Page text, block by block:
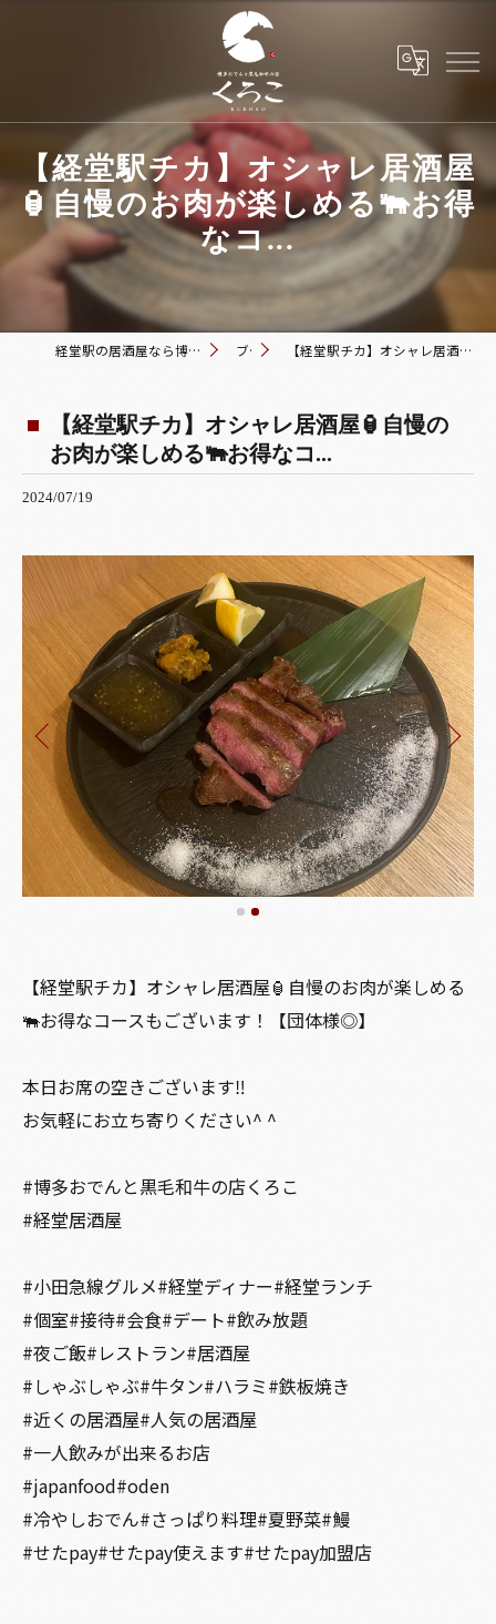
【経堂駅チカ】オシャレ居酒屋
🏮自慢のお肉が楽しめる🐃お得
なコ...
経堂駅の居酒屋なら博多おでんと黒毛和牛の店 くろこ ブログ 【経堂駅チカ】オシャレ居酒屋🏮自慢のお肉が楽しめる🐃お得なコ...
【経堂駅チカ】オシャレ居酒屋🏮自慢の
お肉が楽しめる🐃お得なコ...
2024/07/19
【経堂駅チカ】オシャレ居酒屋🏮自慢のお肉が楽しめる
🐃お得なコースもございます！【団体様◎】
本日お席の空きございます‼️
お気軽にお立ち寄りください^ ^
#博多おでんと黒毛和牛の店くろこ
#経堂居酒屋
#小田急線グルメ#経堂ディナー#経堂ランチ
#個室#接待#会食#デート#飲み放題
#夜ご飯#レストラン#居酒屋
#しゃぶしゃぶ#牛タン#ハラミ#鉄板焼き
#近くの居酒屋#人気の居酒屋
#一人飲みが出来るお店
#japanfood#oden
#冷やしおでん#さっぱり料理#夏野菜#鰻
#せたpay#せたpay使えます#せたpay加盟店